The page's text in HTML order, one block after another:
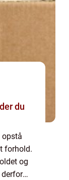
du
opstå
forhold.
og
derfor